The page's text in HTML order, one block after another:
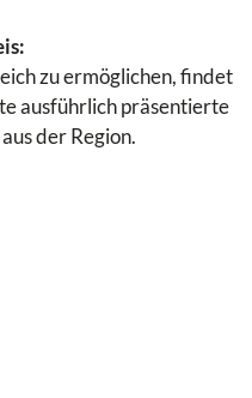
zu ermöglichen, findet
ausführlich präsentierte
der Region.